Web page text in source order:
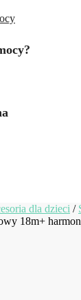
dla dzieci /
18m+